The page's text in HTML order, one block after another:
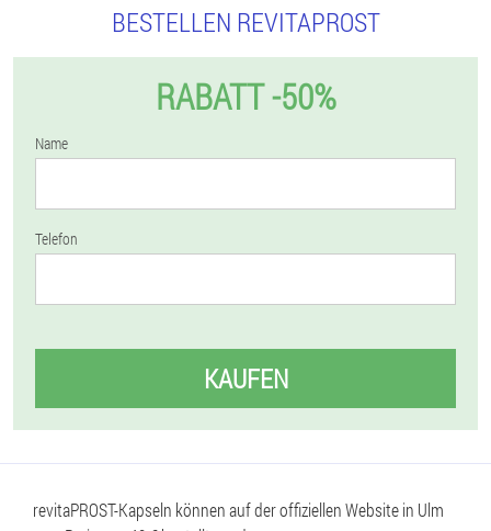
BESTELLEN REVITAPROST
RABATT -50%
Name
Telefon
KAUFEN
revitaPROST-Kapseln können auf der offiziellen Website in Ulm